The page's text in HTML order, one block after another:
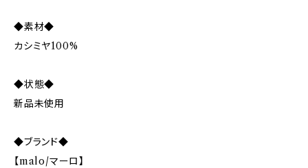
◆素材◆
カシミヤ100%
◆状態◆
新品未使用
◆ブランド◆
【malo/マーロ】